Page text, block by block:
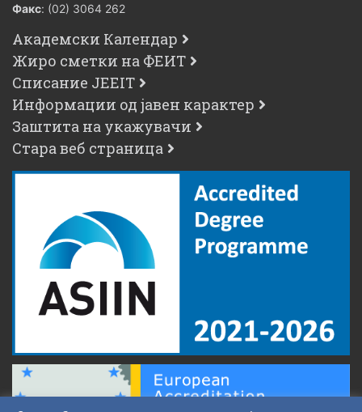
Факс: (02) 3064 262
Академски Календар
Жиро сметки на ФЕИТ
Списание JEEIT
Информации од јавен карактер
Заштита на укажувачи
Стара веб страница